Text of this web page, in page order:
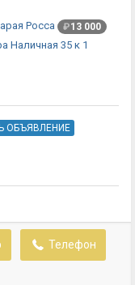
Росса ₽13 000
Наличная 35 к 1
ОБЪЯВЛЕНИЕ
Телефон